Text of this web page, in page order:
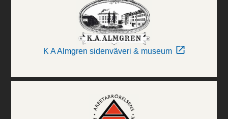
K A Almgren sidenväveri & museum